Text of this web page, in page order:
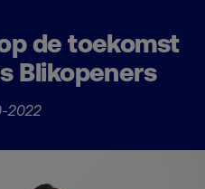
de toekomst
Blikopeners
2022